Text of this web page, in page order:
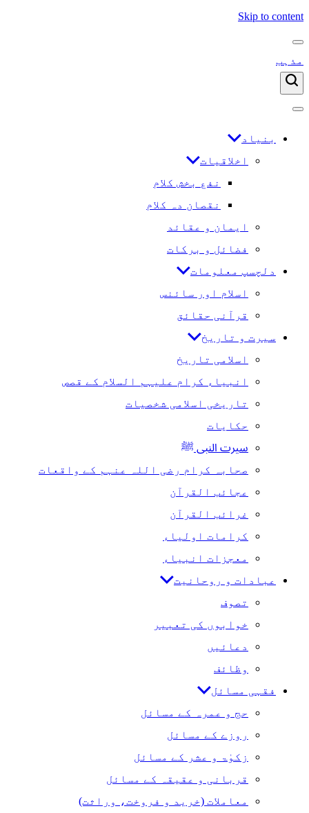
Skip to content
مذہب
بنیاد
اخلاقیات
نفع بخش کلام
نقصان دہ کلام
ایمان و عقائد
فضائل و برکات
دلچسپ معلومات
اسلام اور سائنس
قرآنی حقائق
سیرت و تاریخ
اسلامی تاریخ
انبیاء کرام علیہم السلام کے قصص
تاریخی اسلامی شخصیات
حکایات
سیرت النبی ﷺ
صحابہ کرام رضی اللہ عنہم کے واقعات
عجائب القرآن
غرائب القرآن
کرامات اولیاء
معجزات انبیاء
عبادات و روحانیت
تصوف
خوابوں کی تعبیر
دعائیں
وظائف
فقہی مسائل
حج و عمرہ کے مسائل
روزے کے مسائل
زکوٰۃ و عشر کے مسائل
قربانی و عقیقہ کے مسائل
معاملات (خرید و فروخت، وراثت)